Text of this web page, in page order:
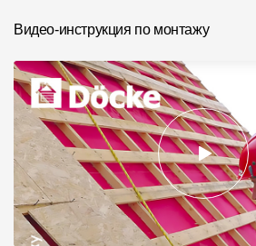
Видео-инструкция по монтажу